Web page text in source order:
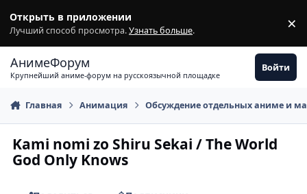
Открыть в приложении
Лучший способ просмотра.Узнать больше. ×
АнимеФорум
Крупнейший аниме-форум на русскоязычной площадке
Войти
Главная Анимация Обсуждение отдельных аниме и
Kami nomi zo Shiru Sekai / The World
God Only Knows